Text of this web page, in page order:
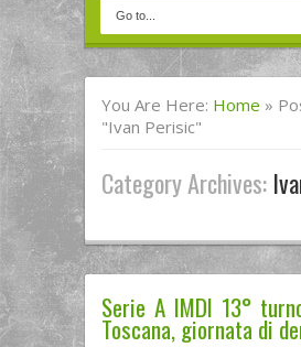
You Are Here: Home »
"Ivan Perisic"
Category Archives:
Serie A IMDI 13°
Toscana, giornata di